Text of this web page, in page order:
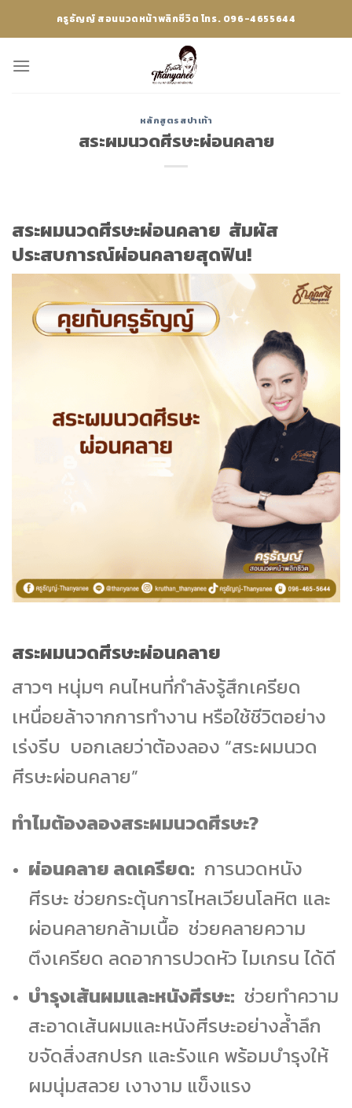
ครูธัญญ์ สอนนวดหน้าพลิกชีวิต โทร. 096-4655644
หลักสูตรสปาเท้า
สระผมนวดศีรษะผ่อนคลาย
สระผมนวดศีรษะผ่อนคลาย สัมผัส
ประสบการณ์ผ่อนคลายสุดฟิน!
สระผมนวดศีรษะผ่อนคลาย
สาวๆ หนุ่มๆ คนไหนที่กำลังรู้สึกเครียด
เหนื่อยล้าจากการทำงาน หรือใช้ชีวิตอย่าง
เร่งรีบ บอกเลยว่าต้องลอง “สระผมนวด
ศีรษะผ่อนคลาย”
ทำไมต้องลองสระผมนวดศีรษะ?
ผ่อนคลาย ลดเครียด: การนวดหนัง
ศีรษะ ช่วยกระตุ้นการไหลเวียนโลหิต และ
ผ่อนคลายกล้ามเนื้อ ช่วยคลายความ
ตึงเครียด ลดอาการปวดหัว ไมเกรน ได้ดี
บำรุงเส้นผมและหนังศีรษะ: ช่วยทำความ
สะอาดเส้นผมและหนังศีรษะอย่างล้ำลึก
ขจัดสิ่งสกปรก และรังแค พร้อมบำรุงให้
ผมนุ่มสลวย เงางาม แข็งแรง